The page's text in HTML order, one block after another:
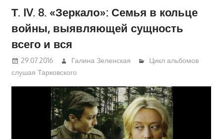
Т. IV. 8. «Зеркало»: Семья в кольце
войны, выявляющей сущность
всего и вся
29.07.2016 Галина Зеленская
Цикл альбомов
слушая Тарковского